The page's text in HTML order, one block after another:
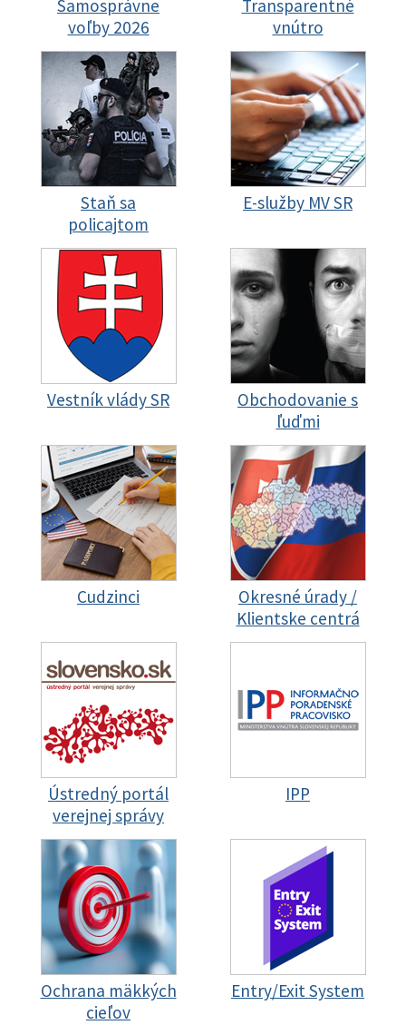
Samosprávne
voľby 2026
Transparentné
vnútro
Staň sa
policajtom
E-služby MV SR
Vestník vlády SR
Obchodovanie s
ľuďmi
Cudzinci
Okresné úrady /
Klientske centrá
Ústredný portál
verejnej správy
IPP
Ochrana mäkkých
cieľov
Entry/Exit System